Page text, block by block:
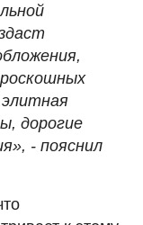
дорогие
- пояснил